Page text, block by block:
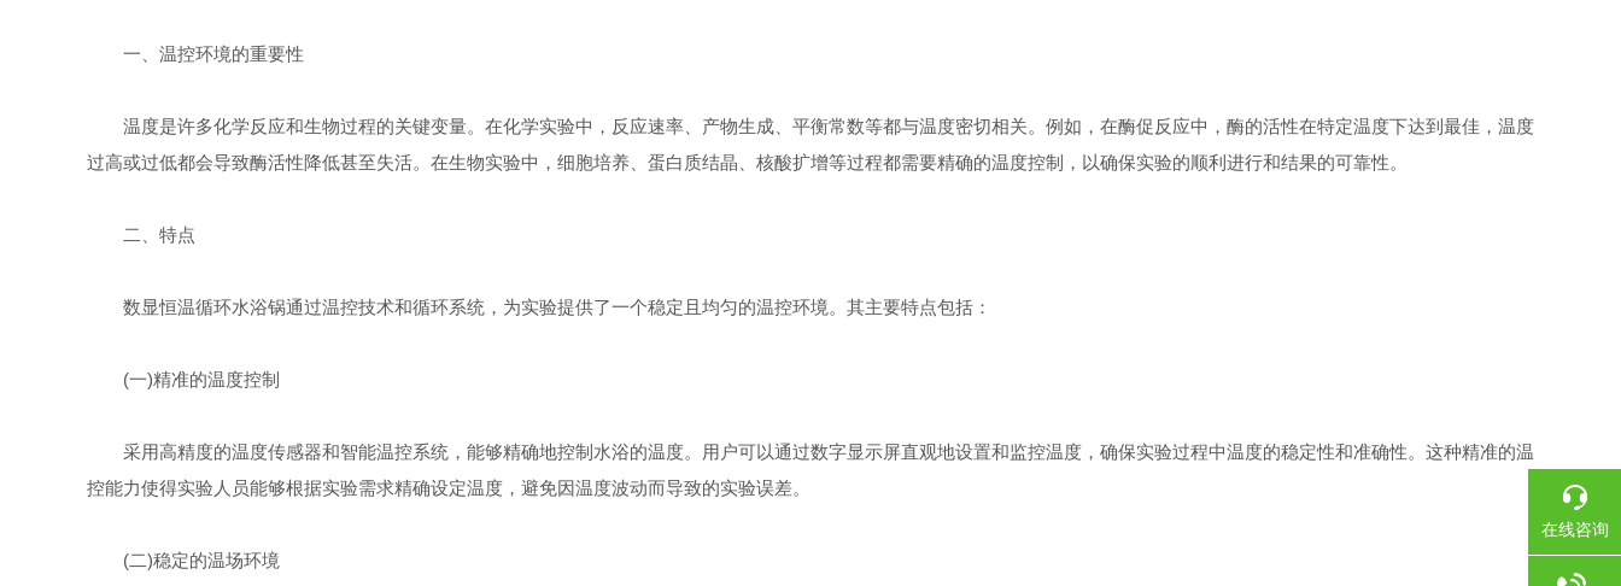
一、温控环境的重要性
温度是许多化学反应和生物过程的关键变量。在化学实验中，反应速率、产物生成、平衡常数等都与温度密切相关。例如，在酶促反应中，酶的活性在特定温度下达到最佳，温度
过高或过低都会导致酶活性降低甚至失活。在生物实验中，细胞培养、蛋白质结晶、核酸扩增等过程都需要精确的温度控制，以确保实验的顺利进行和结果的可靠性。
二、特点
数显恒温循环水浴锅通过温控技术和循环系统，为实验提供了一个稳定且均匀的温控环境。其主要特点包括：
(一)精准的温度控制
采用高精度的温度传感器和智能温控系统，能够精确地控制水浴的温度。用户可以通过数字显示屏直观地设置和监控温度，确保实验过程中温度的稳定性和准确性。这种精准的温
控能力使得实验人员能够根据实验需求精确设定温度，避免因温度波动而导致的实验误差。
(二)稳定的温场环境
在线咨询